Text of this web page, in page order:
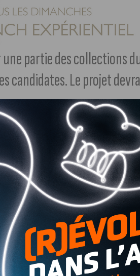
partie des collections
candidates. Le projet
d’Histoire naturelle devrait ouvrir ses
Dijon Métropole, a affirmé auprès de
a bien été retenue pour accuillir le site.
la validation de ce choix. Nous
et de notre rayonnement » , confie